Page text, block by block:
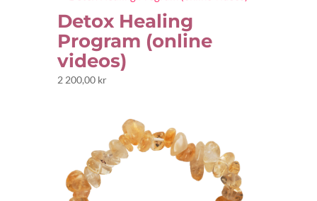
Detox Healing
Program (online
videos)
2 200,00 kr